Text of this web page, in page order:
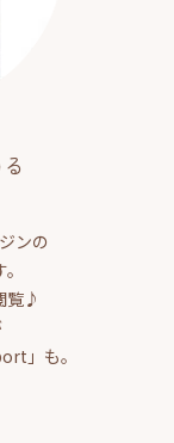
ンの
覧♪
」も。